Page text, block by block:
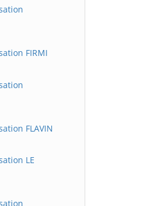
FIRMI
FLAVIN
LE